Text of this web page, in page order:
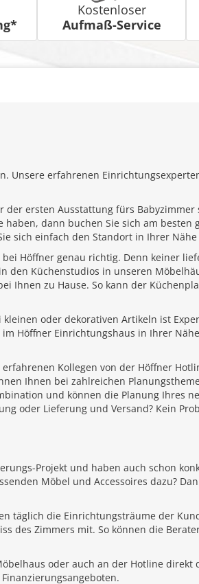
Kostenloser
Aufmaß-Service
Unsere erfahrenen
ersten Ausstattung fürs
dann buchen Sie sich am
sich einfach den Standort in Ihrer
Höffner genau richtig. Denn keiner
den Küchenstudios in unseren
zu Hause. So kann der
oder dekorativen Artikeln ist
Höffner Einrichtungshaus in Ihrer
Kollegen von der Höffner
Ihnen bei zahlreichen
und können die Planung Ihres
oder Lieferung und Versand? Kein
Projekt und haben auch schon
Möbel und Accessoires dazu?
täglich die Einrichtungsträume der
des Zimmers mit. So können die
oder auch an der Hotline